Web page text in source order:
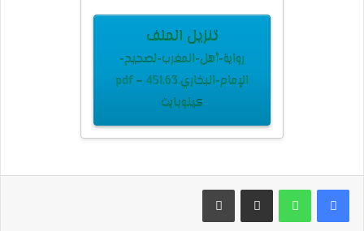
تنزيل الملف
رواية-أهل-المغرب-لصحيح-
الإمام-البخاري.pdf – 451.63
كيلوبايت
مشاركة عبر البريد